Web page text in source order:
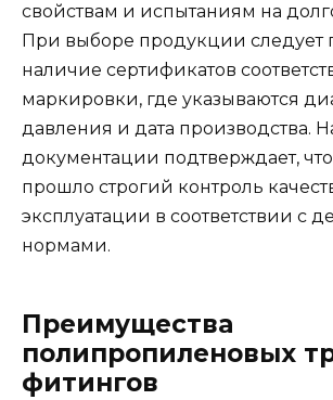
свойствам и испытаниям на
При выборе продукции следует
наличие сертификатов
маркировки, где указываются
давления и дата производства.
документации подтверждает,
прошло строгий контроль
эксплуатации в соответствии с
нормами.
Преимущества
полипропиленовых
фитингов